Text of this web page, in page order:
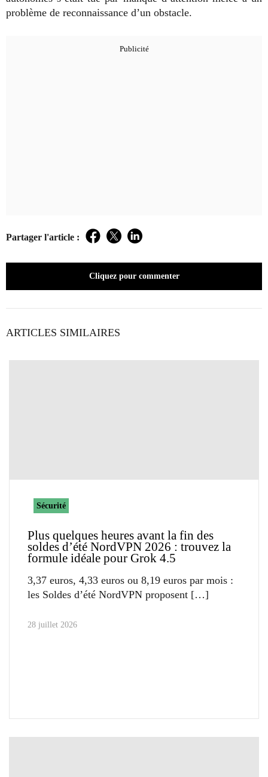
problème de reconnaissance d’un obstacle.
Partager l'article : Facebook
TwitterLinkedIn
Cliquez pour commenter
ARTICLES SIMILAIRES
Sécurité
Plus quelques heures avant la fin des
soldes d’été NordVPN 2026 : trouvez la
formule idéale pour Grok 4.5
3,37 euros, 4,33 euros ou 8,19 euros par mois :
les Soldes d’été NordVPN proposent
28 juillet 2026